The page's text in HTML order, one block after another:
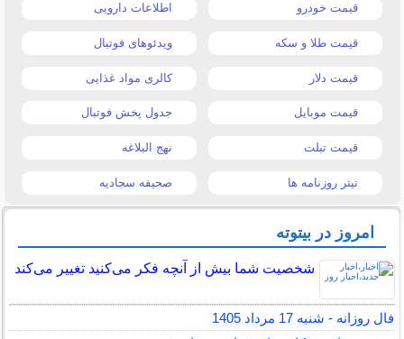
قیمت خودرو اطلاعات دارویی
قیمت طلا و سکه ویدئوهای فوتبال
قیمت دلار کالری مواد غذایی
قیمت موبایل جدول پخش فوتبال
قیمت تبلت نهج البلاغه
تیتر روزنامه ها صحیفه سجادیه
امروز در بیتوته
شخصیت شما بیش از آنچه فکر می‌کنید تغییر می‌کند
فال روزانه - شنبه 17 مرداد 1405